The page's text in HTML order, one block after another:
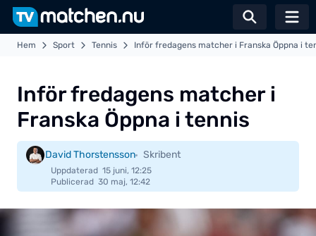
Växla
Hem Sport Tennis Inför fredagens matcher i Franska Öppna i
Inför fredagens matcher i
Franska Öppna i tennis
David Thorstensson Skribent
Uppdaterad 15 juni, 12:25
Publicerad 30 maj, 12:42